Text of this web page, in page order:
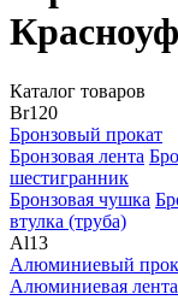
Каталог товаров
Br120
Бронзовый прокат
Бронзовая лента
шестигранник
Бронзовая чушка
втулка (труба)
Al13
Алюминиевый
Алюминиевая лента